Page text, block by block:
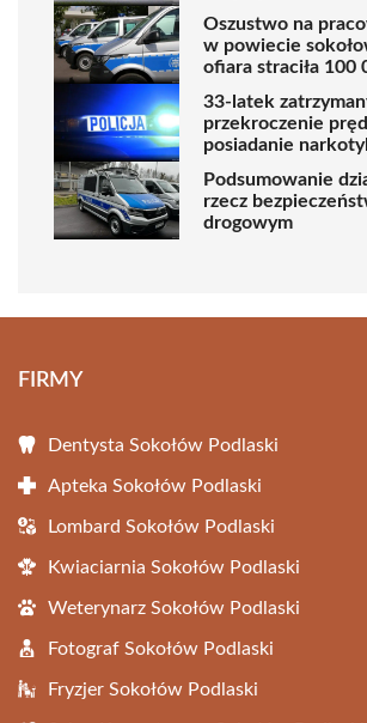
Oszustwo na
w powiecie
ofiara straciła 100
33-latek
przekroczenie
posiadanie
Podsumowanie
rzecz
drogowym
FIRMY
Dentysta Sokołów Podlaski
Apteka Sokołów Podlaski
Lombard Sokołów Podlaski
Kwiaciarnia Sokołów Podlaski
Weterynarz Sokołów Podlaski
Fotograf Sokołów Podlaski
Fryzjer Sokołów Podlaski